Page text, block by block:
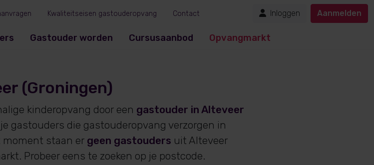
Gastouder worden Cursusaanbod Opvangmarkt
Kwaliteitseisen gastouderopvang Contact Inloggen Aanmelden
(Groningen)
kinderopvang door een gastouder in Alteveer
gastouders die gastouderopvang verzorgen in
moment staan er geen gastouders uit Alteveer
Probeer eens te zoeken op je postcode.